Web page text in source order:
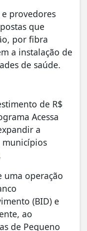
provedores
que
por fibra
a instalação de
de saúde.
de R$
Acessa
a
uma operação
(BID) e
ao
de Pequeno